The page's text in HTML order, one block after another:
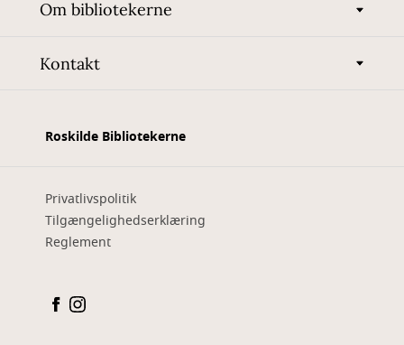
Om bibliotekerne
Kontakt
Roskilde Bibliotekerne
Privatlivspolitik
Tilgængelighedserklæring
Reglement